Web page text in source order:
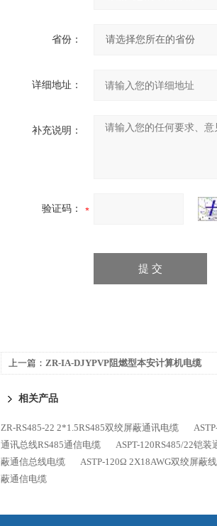
省份：
详细地址：
补充说明：
验证码：
上一篇： ZR-IA-DJYPVP阻燃型本安计算机电缆
相关产品
ZR-RS485-22 2*1.5RS485双绞屏蔽通讯电缆
通讯总线RS485通信电缆
ASPT-120RS485/22铠装
蔽通信总线电缆
ASTP-120Ω 2X18AWG双绞屏蔽
蔽通信电缆